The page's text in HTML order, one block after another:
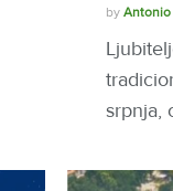
by Antonio
srpnja,